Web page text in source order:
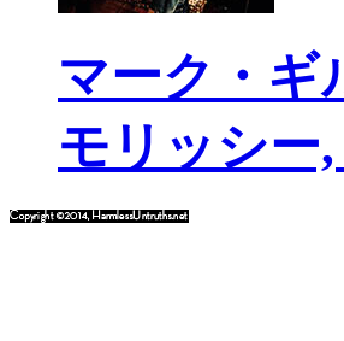
マーク・ギ
モリッシー